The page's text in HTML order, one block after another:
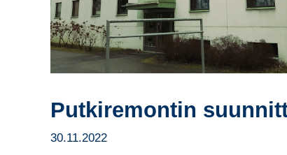
Putkiremontin
30.11.2022